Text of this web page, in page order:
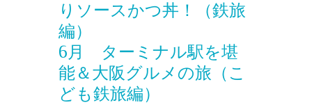
りソースかつ丼！（鉄旅
編）
6月 ターミナル駅を堪
能＆大阪グルメの旅（こ
ども鉄旅編）